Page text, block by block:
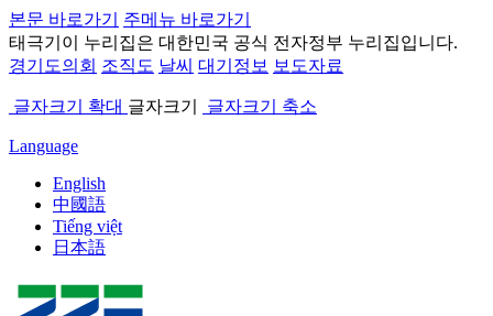
본문 바로가기
주메뉴 바로가기
태극기 이 누리집은 대한민국 공식 전자정부 누리집입니다.
경기도의회 조직도 날씨 대기정보 보도자료
글자크기 확대 글자크기 글자크기 축소
Language
English
中國語
Tiếng việt
日本語